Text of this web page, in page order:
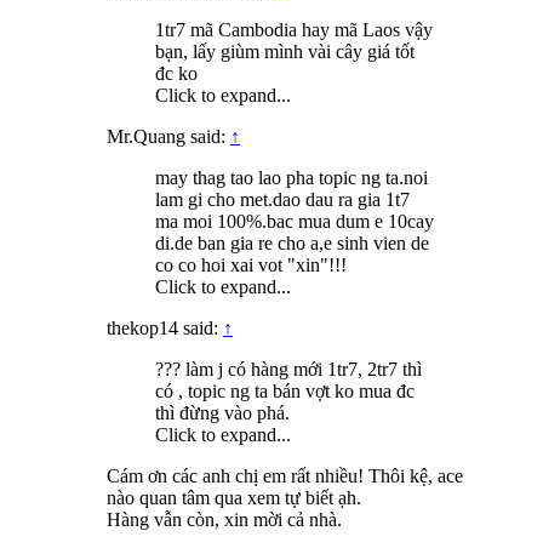
1tr7 mã Cambodia hay mã Laos vậy
bạn, lấy giùm mình vài cây giá tốt
đc ko
Click to expand...
Mr.Quang said: ↑
may thag tao lao pha topic ng ta.noi
lam gi cho met.dao dau ra gia 1t7
ma moi 100%.bac mua dum e 10cay
di.de ban gia re cho a,e sinh vien de
co co hoi xai vot "xin"!!!
Click to expand...
thekop14 said: ↑
??? làm j có hàng mới 1tr7, 2tr7 thì
có , topic ng ta bán vợt ko mua đc
thì đừng vào phá.
Click to expand...
Cám ơn các anh chị em rất nhiều! Thôi kệ, ace
nào quan tâm qua xem tự biết ạh.
Hàng vẫn còn, xin mời cả nhà.